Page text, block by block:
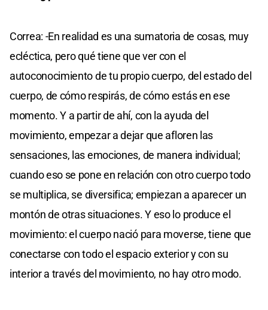
Correa: -En realidad es una sumatoria de cosas, muy
ecléctica, pero qué tiene que ver con el
autoconocimiento de tu propio cuerpo, del estado del
cuerpo, de cómo respirás, de cómo estás en ese
momento. Y a partir de ahí, con la ayuda del
movimiento, empezar a dejar que afloren las
sensaciones, las emociones, de manera individual;
cuando eso se pone en relación con otro cuerpo todo
se multiplica, se diversifica; empiezan a aparecer un
montón de otras situaciones. Y eso lo produce el
movimiento: el cuerpo nació para moverse, tiene que
conectarse con todo el espacio exterior y con su
interior a través del movimiento, no hay otro modo.